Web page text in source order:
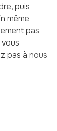
puis
même
pas
pas à nous